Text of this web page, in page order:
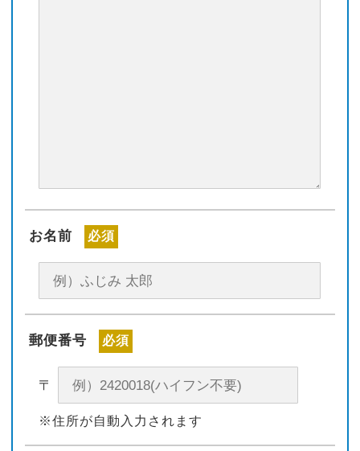
お名前 必須
郵便番号 必須
〒
※住所が自動入力されます